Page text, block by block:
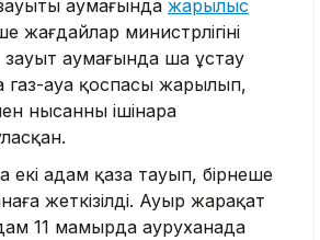
аумағында жарылыс
жағдайлар министрлігінің
зауыт аумағында шаң ұстау
газ-ауа қоспасы жарылып,
нысанның ішінара
екі адам қаза тауып, бірнеше
жеткізілді. Ауыр жарақат
11 мамырда ауруханада